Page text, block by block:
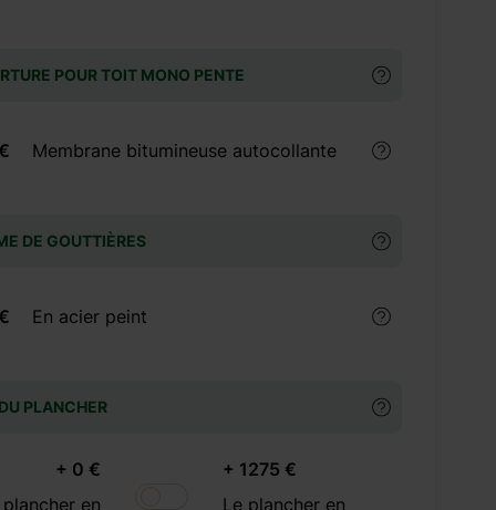
POUR TOIT MONO PENTE
Membrane bitumineuse autocollante
DE GOUTTIÈRES
En acier peint
PLANCHER
+ 0 €
plancher en
+ 1275 €
Le plancher en